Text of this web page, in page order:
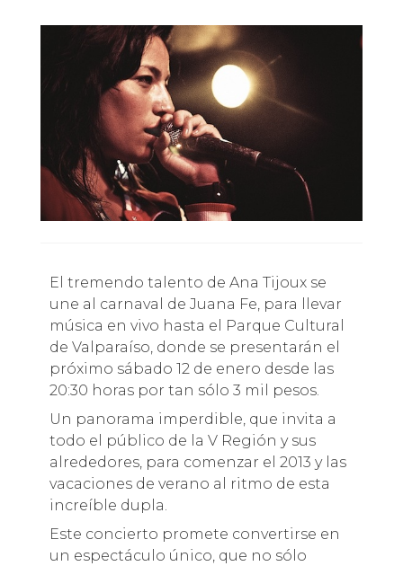
El tremendo talento de Ana Tijoux se
une al carnaval de Juana Fe, para llevar
música en vivo hasta el Parque Cultural
de Valparaíso, donde se presentarán el
próximo sábado 12 de enero desde las
20:30 horas por tan sólo 3 mil pesos.
Un panorama imperdible, que invita a
todo el público de la V Región y sus
alrededores, para comenzar el 2013 y las
vacaciones de verano al ritmo de esta
increíble dupla.
Este concierto promete convertirse en
un espectáculo único, que no sólo